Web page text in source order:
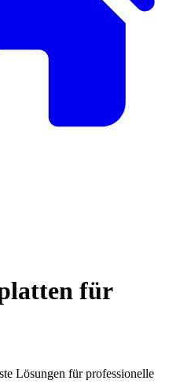
für
Lösungen für professionelle